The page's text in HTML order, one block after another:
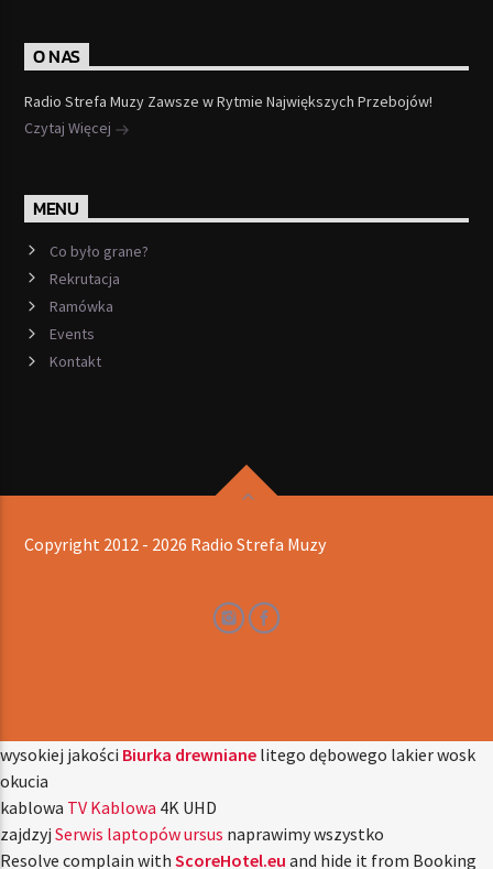
O NAS
Radio Strefa Muzy Zawsze w Rytmie Największych Przebojów!
Czytaj Więcej
MENU
Co było grane?
Rekrutacja
Ramówka
Events
Kontakt
Copyright 2012 - 2026 Radio Strefa Muzy
wysokiej jakości Biurka drewniane litego dębowego lakier wosk
okucia
kablowa TV Kablowa 4K UHD
zajdzyj Serwis laptopów ursus naprawimy wszystko
Resolve complain with ScoreHotel.eu and hide it from Booking